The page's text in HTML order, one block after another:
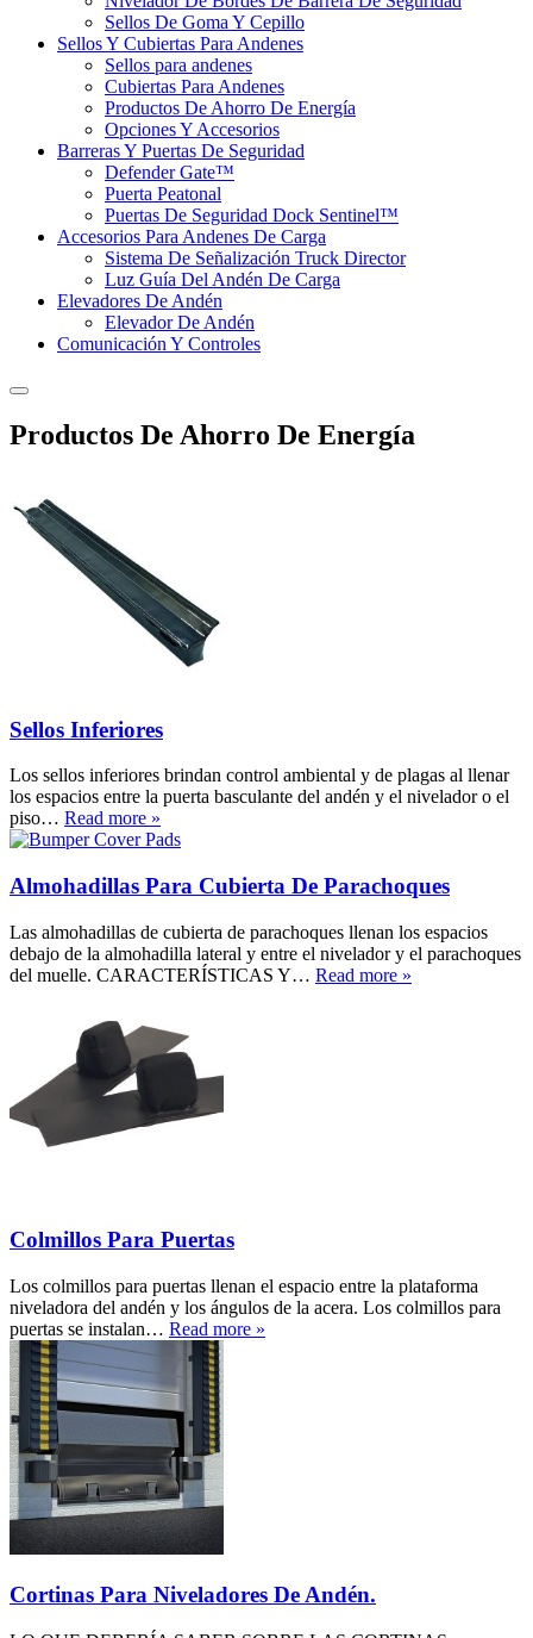
Sellos De Goma Y Cepillo
Sellos Y Cubiertas Para Andenes
Sellos para andenes
Cubiertas Para Andenes
Productos De Ahorro De Energía
Opciones Y Accesorios
Barreras Y Puertas De Seguridad
Defender Gate™
Puerta Peatonal
Puertas De Seguridad Dock Sentinel™
Accesorios Para Andenes De Carga
Sistema De Señalización Truck Director
Luz Guía Del Andén De Carga
Elevadores De Andén
Elevador De Andén
Comunicación Y Controles
Productos De Ahorro De Energía
Sellos Inferiores
Los sellos inferiores brindan control ambiental y de plagas al llenar
los espacios entre la puerta basculante del andén y el nivelador o el
piso… Read more »
Almohadillas Para Cubierta De Parachoques
Las almohadillas de cubierta de parachoques llenan los espacios
debajo de la almohadilla lateral y entre el nivelador y el parachoques
del muelle. CARACTERÍSTICAS Y… Read more »
Colmillos Para Puertas
Los colmillos para puertas llenan el espacio entre la plataforma
niveladora del andén y los ángulos de la acera. Los colmillos para
puertas se instalan… Read more »
Cortinas Para Niveladores De Andén.